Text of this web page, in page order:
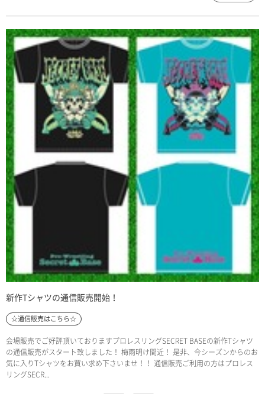
新作Tシャツの通信販売開始！
☆通信販売はこちら☆
会場販売でご好評頂いておりますプロレスリングSECRET BASEの新作Tシャツ
の通信販売がスタート致しました！ 梅雨明け間近！ 是非、今シーズンからのお
気に入りTシャツをお買い求め下さいませ！！ 通信販売ご利用の方はプロレス
リングSECR...